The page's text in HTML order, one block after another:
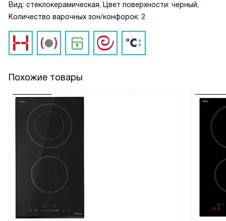
Вид: стеклокерамическая, Цвет поверхности: черный,
Количество варочных зон/конфорок: 2
Похожие товары